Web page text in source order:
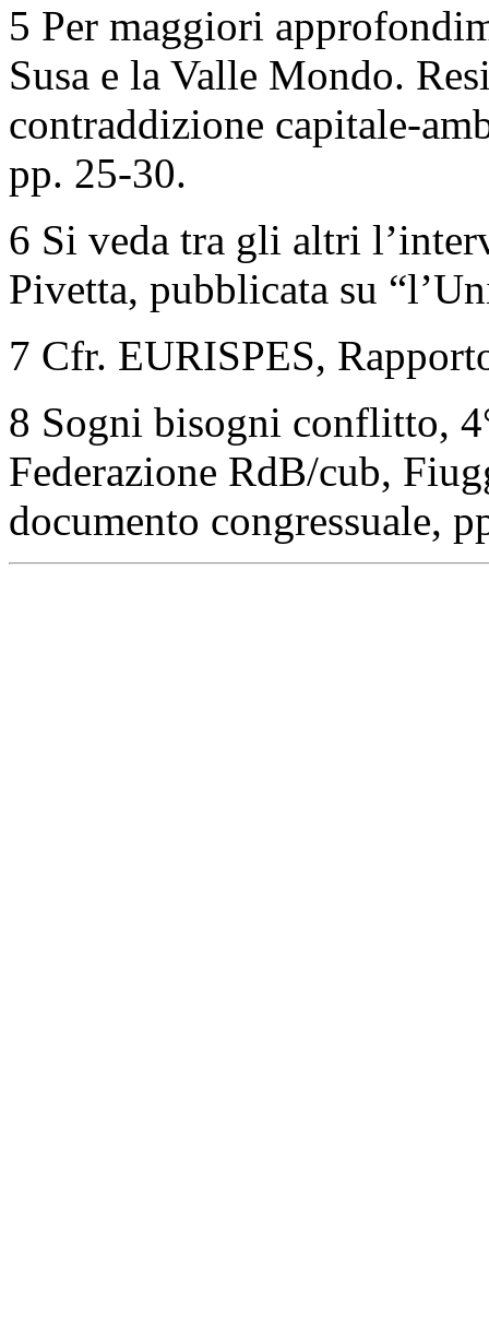
5 Per maggiori
Susa e la Valle Mondo.
contraddizione capitale-
pp. 25-30.
6 Si veda tra gli altri
Pivetta, pubblicata su
7 Cfr. EURISPES,
8 Sogni bisogni conflitto,
Federazione RdB/cub,
documento congressuale,